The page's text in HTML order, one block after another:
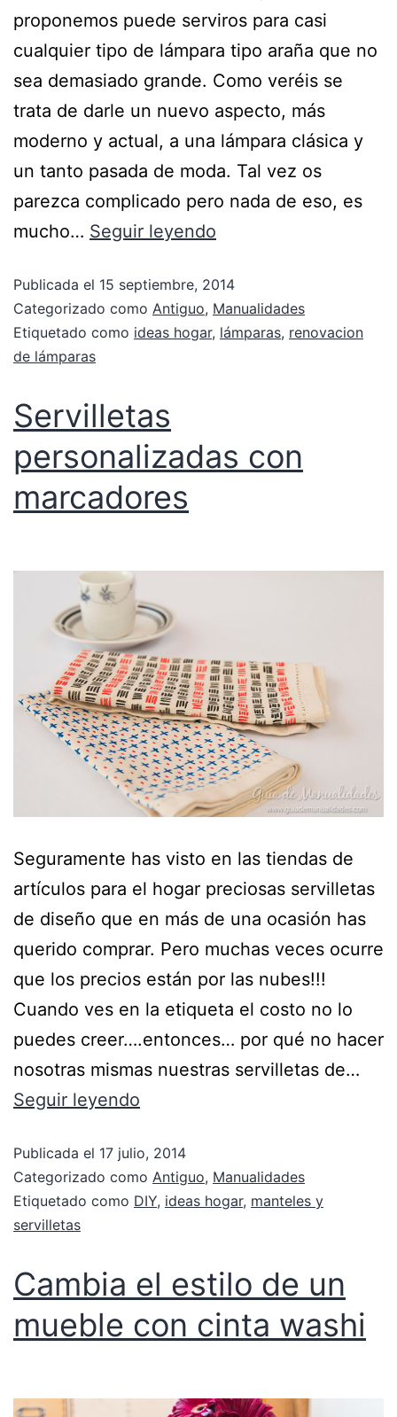
proponemos puede serviros para casi
cualquier tipo de lámpara tipo araña que no
sea demasiado grande. Como veréis se
trata de darle un nuevo aspecto, más
moderno y actual, a una lámpara clásica y
un tanto pasada de moda. Tal vez os
parezca complicado pero nada de eso, es
mucho… Seguir leyendo
Publicada el 15 septiembre, 2014
Categorizado como Antiguo, Manualidades
Etiquetado como ideas hogar, lámparas, renovacion
de lámparas
Servilletas
personalizadas con
marcadores
Seguramente has visto en las tiendas de
artículos para el hogar preciosas servilletas
de diseño que en más de una ocasión has
querido comprar. Pero muchas veces ocurre
que los precios están por las nubes!!!
Cuando ves en la etiqueta el costo no lo
puedes creer….entonces… por qué no hacer
nosotras mismas nuestras servilletas de…
Seguir leyendo
Publicada el 17 julio, 2014
Categorizado como Antiguo, Manualidades
Etiquetado como DIY, ideas hogar, manteles y
servilletas
Cambia el estilo de un
mueble con cinta washi